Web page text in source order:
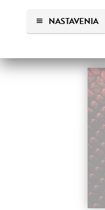
NASTAVENIA
14,73 €
15,50 € ?